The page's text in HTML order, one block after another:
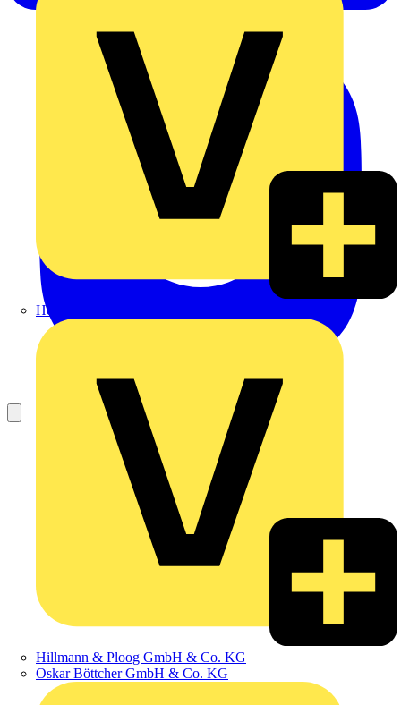
Heinrich Häusler GmbH
Hillmann & Ploog GmbH & Co. KG
Oskar Böttcher GmbH & Co. KG